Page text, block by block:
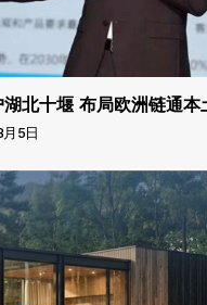
北十堰 布局欧洲链通本
5日